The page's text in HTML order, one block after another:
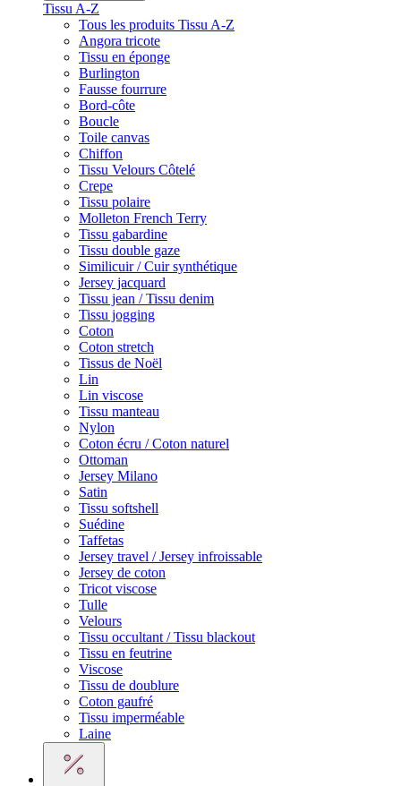
Tissu A-Z
Tous les produits Tissu A-Z
Angora tricote
Tissu en éponge
Burlington
Fausse fourrure
Bord-côte
Boucle
Toile canvas
Chiffon
Tissu Velours Côtelé
Crepe
Tissu polaire
Molleton French Terry
Tissu gabardine
Tissu double gaze
Similicuir / Cuir synthétique
Jersey jacquard
Tissu jean / Tissu denim
Tissu jogging
Coton
Coton stretch
Tissus de Noël
Lin
Lin viscose
Tissu manteau
Nylon
Coton écru / Coton naturel
Ottoman
Jersey Milano
Satin
Tissu softshell
Suédine
Taffetas
Jersey travel / Jersey infroissable
Jersey de coton
Tricot viscose
Tulle
Velours
Tissu occultant / Tissu blackout
Tissu en feutrine
Viscose
Tissu de doublure
Coton gaufré
Tissu imperméable
Laine